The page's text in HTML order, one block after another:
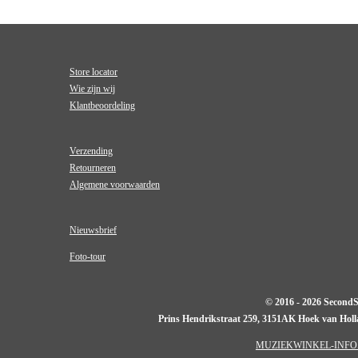
Store locator
Wie zijn wij
Klantbeoordeling
Verzending
Retourneren
Algemene voorwaarden
Nieuwsbrief
Foto-tour
© 2016 - 2026
Prins Hendrikstraat 259, 3151AK Hoek van
MUZIEKWINKEL-